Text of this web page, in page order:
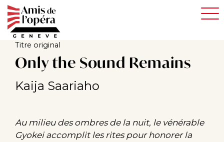
Aller
au
contenu
principal
Titre original
Only the Sound Remains
Kaija Saariaho
Au milieu des ombres de la nuit, le vénérable
Gyokei accomplit les rites pour honorer la